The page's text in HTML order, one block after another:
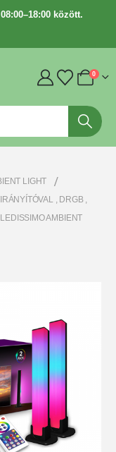
között.
0
LIGHT
, DRGB ,
AMBIENT